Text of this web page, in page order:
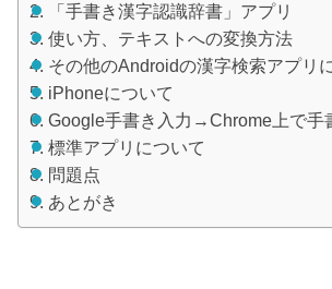
「手書き漢字認識辞書」アプリ
使い方、テキストへの変換方法
その他のAndroidの漢字検索アプリ
iPhoneについて
Google手書き入力→Chrome上で手
標準アプリについて
問題点
あとがき